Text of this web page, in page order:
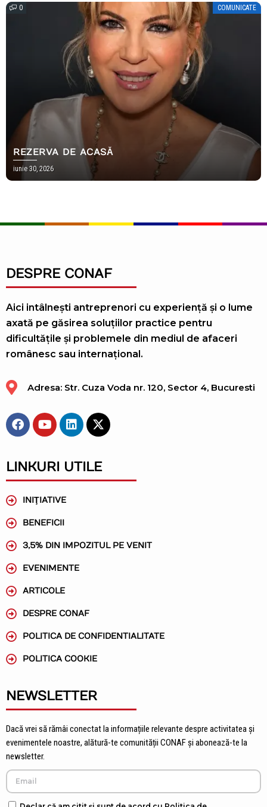
0 COMUNICATE
REZERVA DE ACASĂ
iunie 30, 2026
DESPRE CONAF
Aici intâlnești antreprenori cu experiență și o lume
axată pe găsirea soluțiilor practice pentru
dificultățile și problemele din mediul de afaceri
românesc sau internațional.
Adresa: Str. Cuza Voda nr. 120, Sector 4, Bucuresti
LINKURI UTILE
INIŢIATIVE
BENEFICII
3,5% DIN IMPOZITUL PE VENIT
EVENIMENTE
ARTICOLE
DESPRE CONAF
POLITICA DE CONFIDENTIALITATE
POLITICA COOKIE
NEWSLETTER
Dacă vrei să rămâi conectat la informațiile relevante despre activitatea și
evenimentele noastre, alătură-te comunității CONAF și abonează-te la
newsletter.